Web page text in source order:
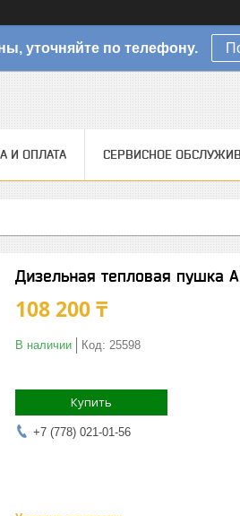
уточняйте по телефону.
И ОПЛАТА СЕРВИСНОЕ
Дизельная тепловая пушка
108 200 ₸
В наличии Код: 25598
Купить
+7 (778) 021-01-56